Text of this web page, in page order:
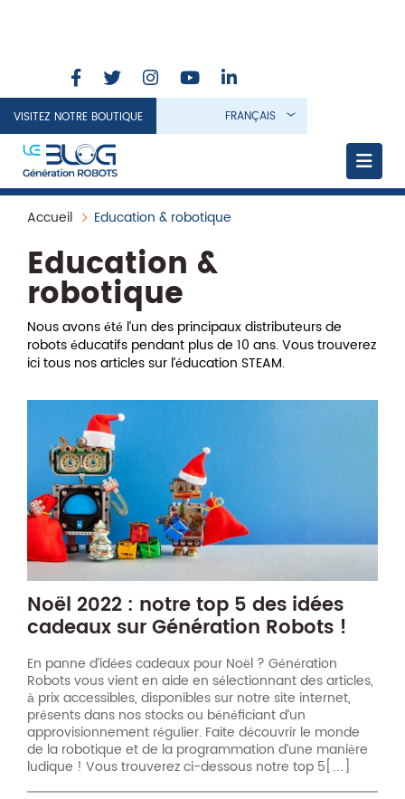
VISITEZ NOTRE BOUTIQUE FRANÇAIS
Accueil Education & robotique
Education &
robotique
Nous avons été l’un des principaux distributeurs de
robots éducatifs pendant plus de 10 ans. Vous trouverez
ici tous nos articles sur l’éducation STEAM.
Noël 2022 : notre top 5 des idées
cadeaux sur Génération Robots !
En panne d’idées cadeaux pour Noël ? Génération
Robots vous vient en aide en sélectionnant des articles,
à prix accessibles, disponibles sur notre site internet,
présents dans nos stocks ou bénéficiant d’un
approvisionnement régulier. Faite découvrir le monde
de la robotique et de la programmation d’une manière
ludique ! Vous trouverez ci-dessous notre top 5[…]